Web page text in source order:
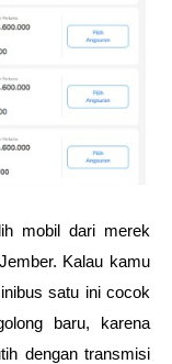
mobil dari merek
Kalau kamu
satu ini cocok
baru, karena
dengan transmisi